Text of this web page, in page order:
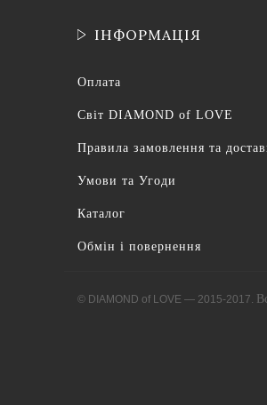
ІНФОРМАЦІЯ
Оплата
Світ DIAMOND of LOVE
Правила замовлення та
Умови та Угоди
Каталог
Обмін і повернення
© DIAMOND of LOVE — 2015-2017.